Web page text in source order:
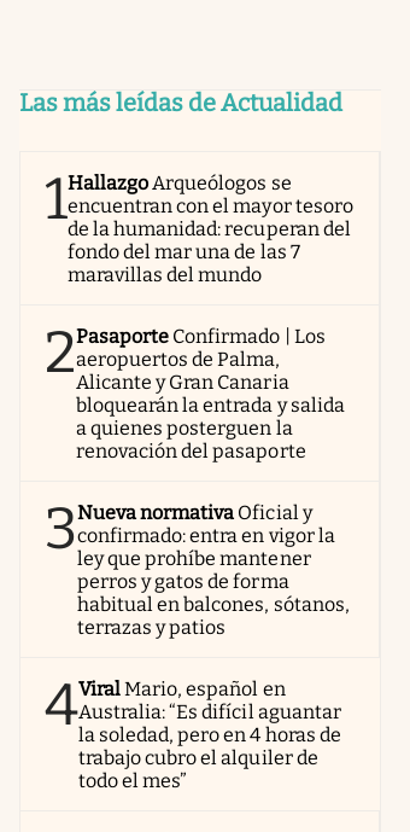
Las más leídas de Actualidad
1HallazgoArqueólogos se
encuentran con el mayor tesoro
de la humanidad: recuperan del
fondo del mar una de las 7
maravillas del mundo
2Pasaporte Confirmado | Los
aeropuertos de Palma,
Alicante y Gran Canaria
bloquearán la entrada y salida
a quienes posterguen la
renovación del pasaporte
3Nueva normativa Oficial y
confirmado: entra en vigor la
ley que prohíbe mantener
perros y gatos de forma
habitual en balcones, sótanos,
terrazas y patios
4ViralMario, español en
Australia: “Es difícil aguantar
la soledad, pero en 4 horas de
trabajo cubro el alquiler de
todo el mes”